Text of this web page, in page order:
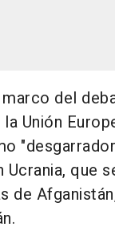
del
Unión
Ucrania, que
de